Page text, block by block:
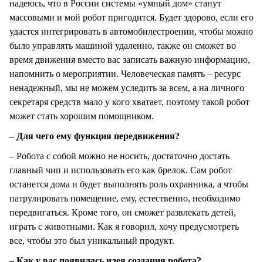
надеюсь, что в России системы «умный дом» станут
массовыми и мой робот пригодится. Будет здорово, если его
удастся интегрировать в автомобилестроении, чтобы можно
было управлять машиной удаленно, также он сможет во
время движения вместо вас записать важную информацию,
напомнить о мероприятии. Человеческая память – ресурс
ненадежный, мы не можем уследить за всем, а на личного
секретаря средств мало у кого хватает, поэтому такой робот
может стать хорошим помощником.
– Для чего ему функция передвижения?
– Робота с собой можно не носить, достаточно достать
главный чип и использовать его как брелок. Сам робот
останется дома и будет выполнять роль охранника, а чтобы
патрулировать помещение, ему, естественно, необходимо
передвигаться. Кроме того, он сможет развлекать детей,
играть с животными. Как я говорил, хочу предусмотреть
все, чтобы это был уникальный продукт.